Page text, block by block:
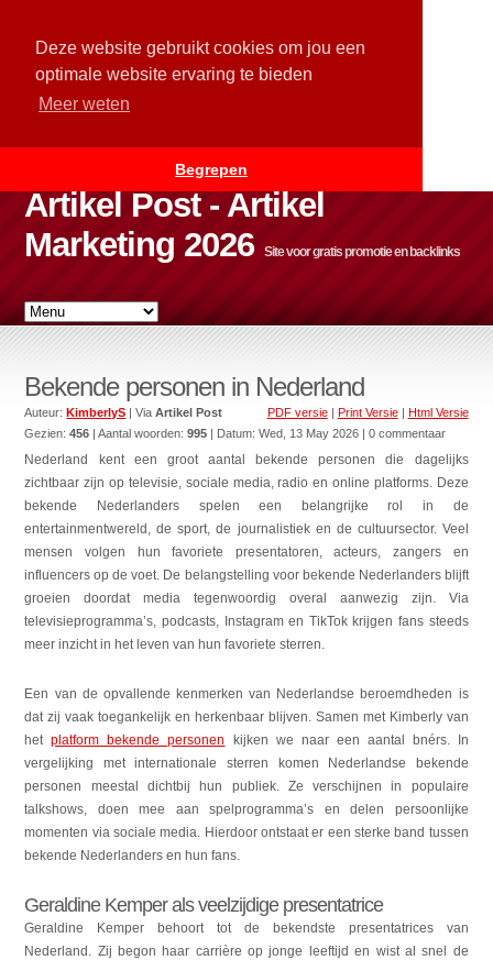
Deze website gebruikt cookies om jou een
optimale website ervaring te bieden
Meer weten
Begrepen
Artikel Post - Artikel
Marketing 2026
Site voor gratis promotie en backlinks
Bekende personen in Nederland
PDF versie| Print Versie| Html Versie
Auteur:KimberlyS | ViaArtikel Post
Gezien:456 | Aantal woorden:995 | Datum:Wed, 13 May 2026 | 0 commentaar
Nederland kent een groot aantal bekende personen die dagelijks
zichtbaar zijn op televisie, sociale media, radio en online platforms. Deze
bekende Nederlanders spelen een belangrijke rol in de
entertainmentwereld, de sport, de journalistiek en de cultuursector. Veel
mensen volgen hun favoriete presentatoren, acteurs, zangers en
influencers op de voet. De belangstelling voor bekende Nederlanders blijft
groeien doordat media tegenwoordig overal aanwezig zijn. Via
televisieprogramma’s, podcasts, Instagram en TikTok krijgen fans steeds
meer inzicht in het leven van hun favoriete sterren.
Een van de opvallende kenmerken van Nederlandse beroemdheden is
dat zij vaak toegankelijk en herkenbaar blijven. Samen met Kimberly van
hetplatform bekende personen
kijken we naar een aantal bnérs. In
vergelijking met internationale sterren komen Nederlandse bekende
personen meestal dichtbij hun publiek. Ze verschijnen in populaire
talkshows, doen mee aan spelprogramma’s en delen persoonlijke
momenten via sociale media. Hierdoor ontstaat er een sterke band tussen
bekende Nederlanders en hun fans.
Geraldine Kemper als veelzijdige presentatrice
Geraldine Kemper behoort tot de bekendste presentatrices van
Nederland. Zij begon haar carrière op jonge leeftijd en wist al snel de